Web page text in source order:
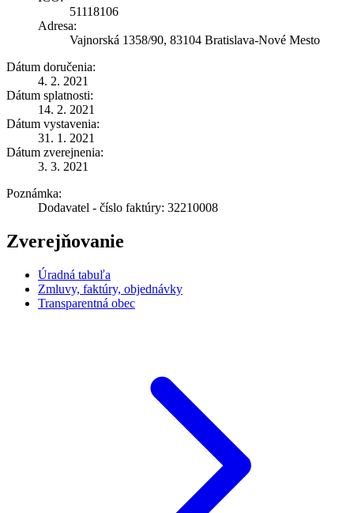
51118106
Adresa:
Vajnorská 1358/90, 83104 Bratislava-Nové Mesto
Dátum doručenia:
4. 2. 2021
Dátum splatnosti:
14. 2. 2021
Dátum vystavenia:
31. 1. 2021
Dátum zverejnenia:
3. 3. 2021
Poznámka:
Dodavatel - číslo faktúry: 32210008
Zverejňovanie
Úradná tabuľa
Zmluvy, faktúry, objednávky
Transparentná obec